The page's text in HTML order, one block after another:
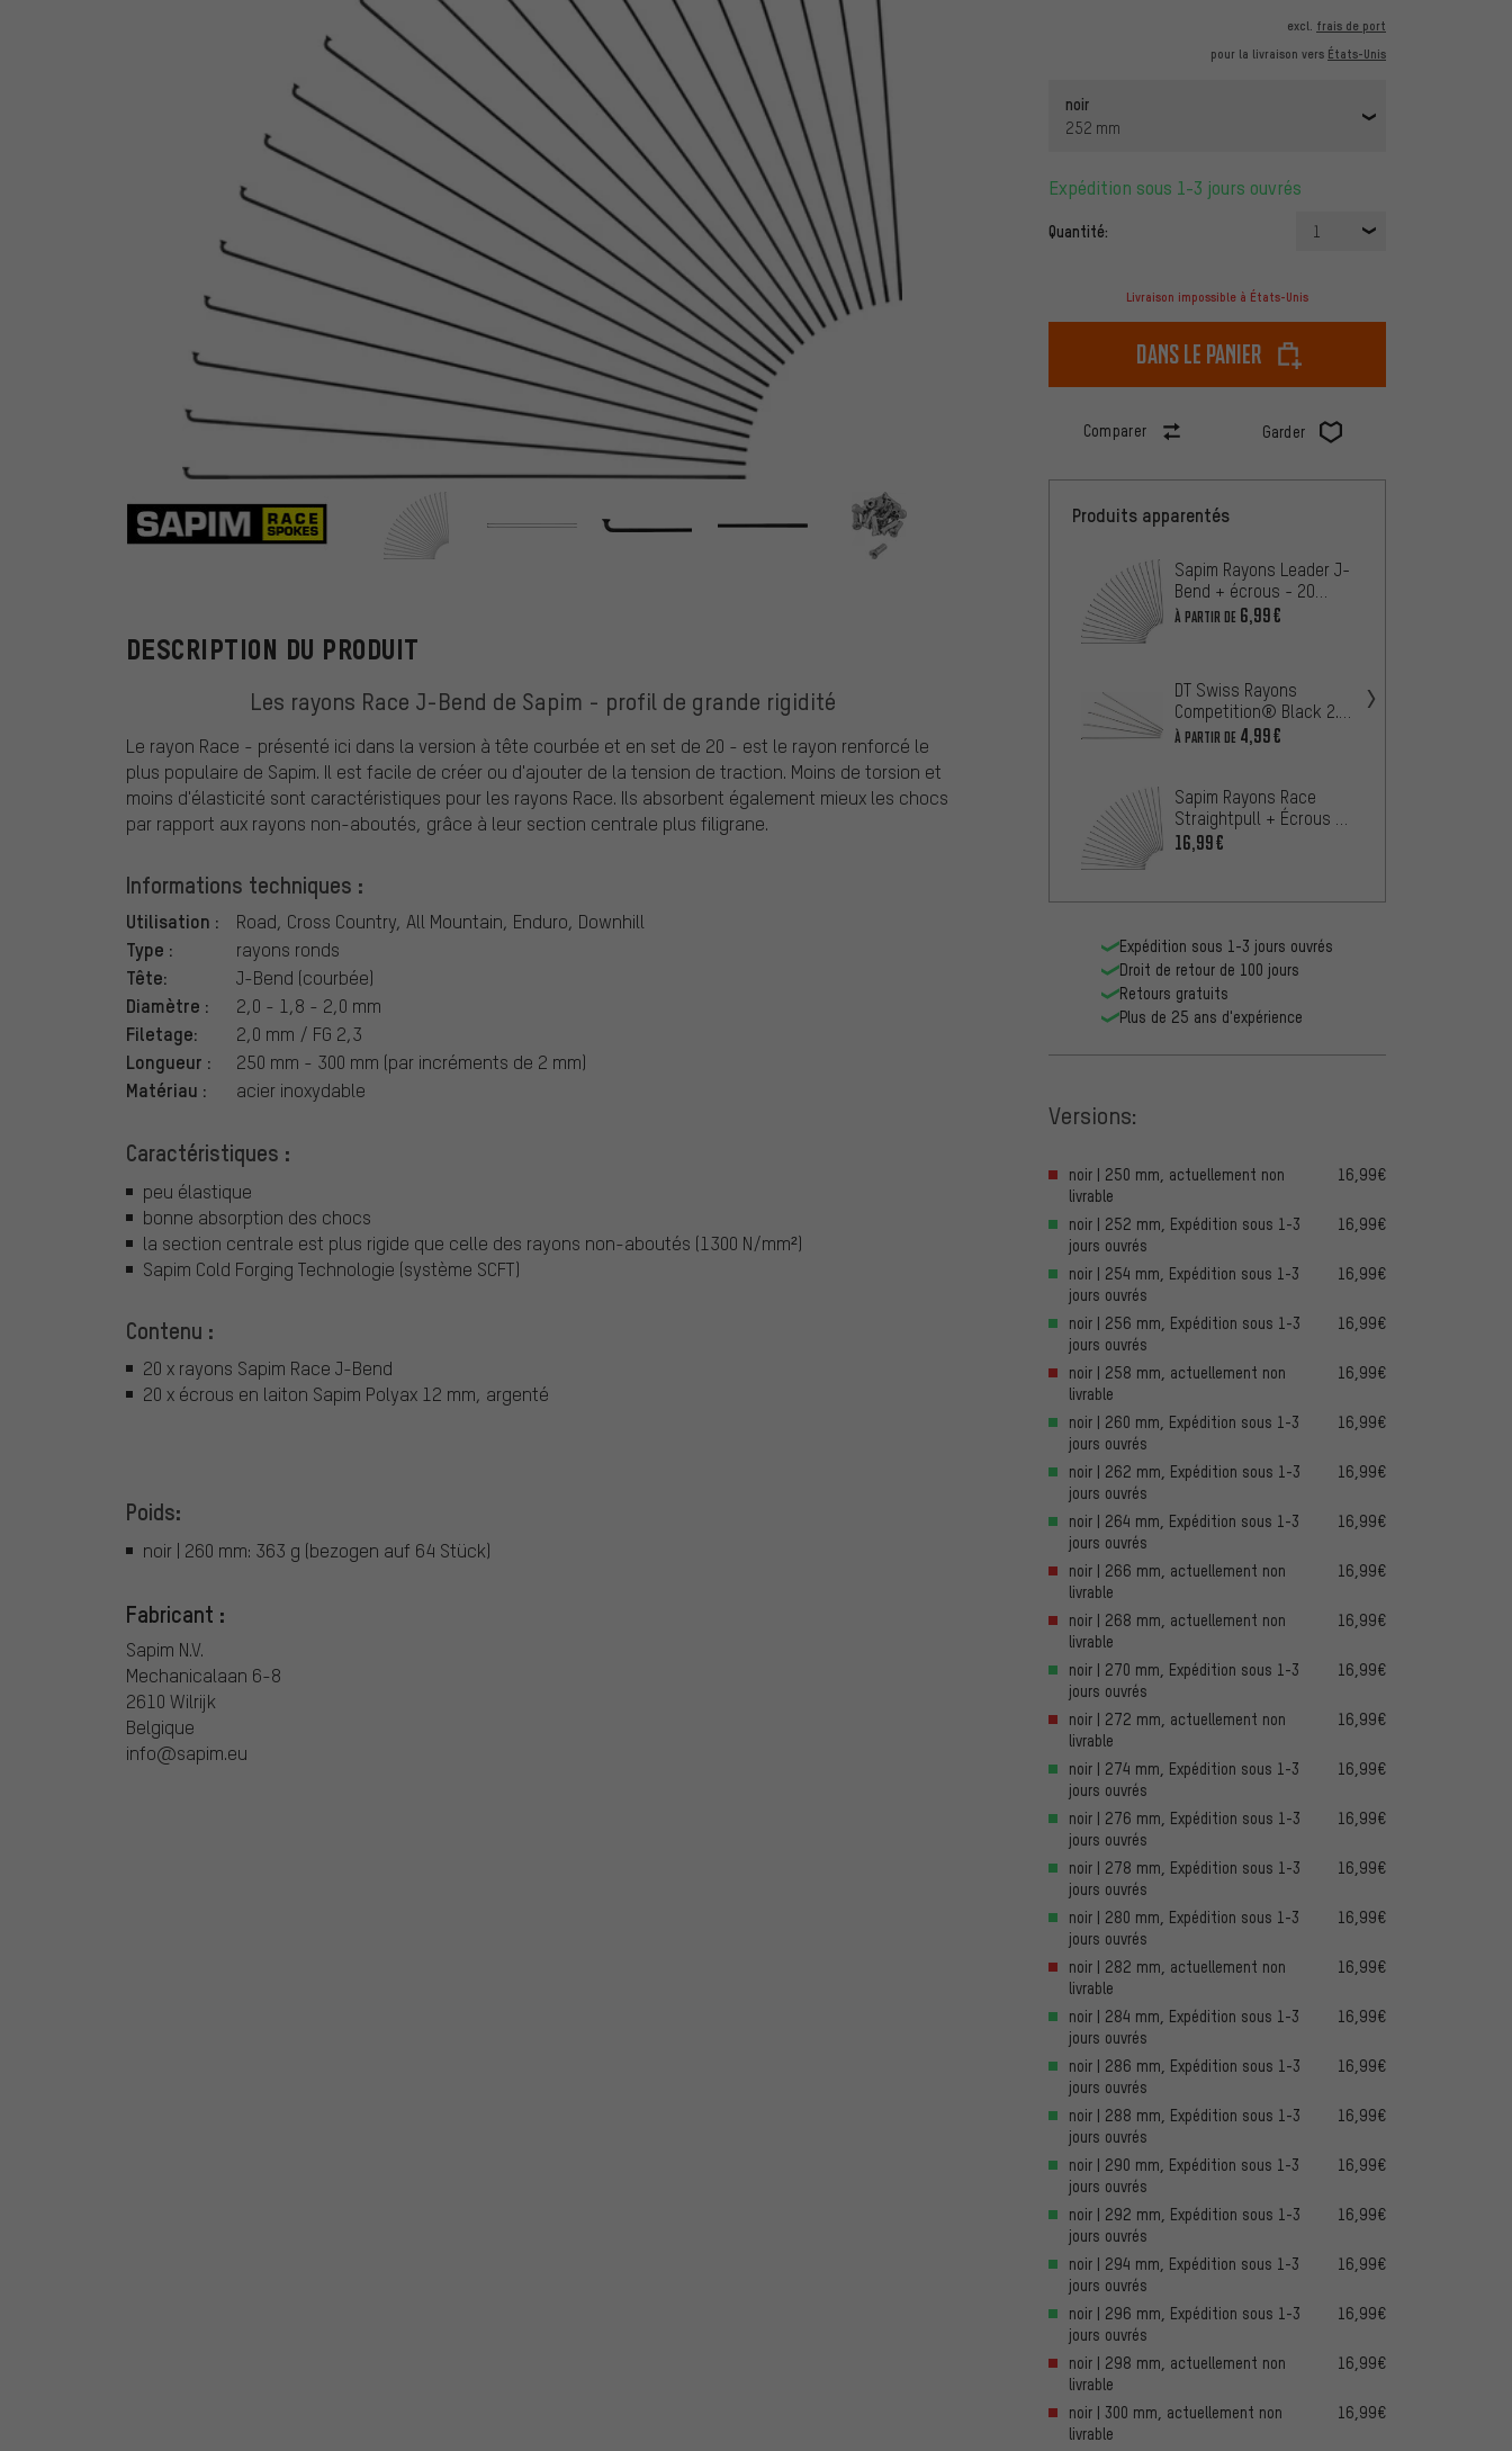
excl. frais de port
pour la livraison vers États-Unis
noir
252 mm
Expédition sous 1-3 jours ouvrés
Quantité: 1
Livraison impossible à États-Unis
dans le panier
Comparer Garder
Sapim
DESCRIPTION DU PRODUIT
Les rayons Race J-Bend de Sapim - profil de grande rigidité
Le rayon Race - présenté ici dans la version à tête courbée et en set de 20 - est le rayon renforcé le
plus populaire de Sapim. Il est facile de créer ou d'ajouter de la tension de traction. Moins de torsion et
moins d'élasticité sont caractéristiques pour les rayons Race. Ils absorbent également mieux les chocs
par rapport aux rayons non-aboutés, grâce à leur section centrale plus filigrane.
Informations techniques :
Utilisation : Road, Cross Country, All Mountain, Enduro, Downhill
Type : rayons ronds
Tête: J-Bend (courbée)
Diamètre : 2,0 - 1,8 - 2,0 mm
Filetage: 2,0 mm / FG 2,3
Longueur : 250 mm - 300 mm (par incréments de 2 mm)
Matériau : acier inoxydable
Caractéristiques :
peu élastique
bonne absorption des chocs
la section centrale est plus rigide que celle des rayons non-aboutés (1300 N/mm²)
Sapim Cold Forging Technologie (système SCFT)
Contenu :
20 x rayons Sapim Race J-Bend
20 x écrous en laiton Sapim Polyax 12 mm, argenté
Poids:
noir | 260 mm: 363 g (bezogen auf 64 Stück)
Fabricant :
Sapim N.V.
Mechanicalaan 6-8
2610 Wilrijk
Belgique
info@sapim.eu
Produits apparentés
Sapim Rayons Leader J-
Bend + écrous - 20
pièces
À PARTIR DE 6,99€
DT Swiss Rayons
Competition® Black 2.0
/ 1.8 - 5 pièces
À PARTIR DE 4,99€
Sapim Rayons Race
Straightpull + Écrous -
20 pièces
16,99€
Expédition sous 1-3 jours ouvrés
Droit de retour de 100 jours
Retours gratuits
Plus de 25 ans d'expérience
Versions:
noir | 250 mm, actuellement non
livrable
16,99€
noir | 252 mm, Expédition sous 1-3
jours ouvrés
16,99€
noir | 254 mm, Expédition sous 1-3
jours ouvrés
16,99€
noir | 256 mm, Expédition sous 1-3
jours ouvrés
16,99€
noir | 258 mm, actuellement non
livrable
16,99€
noir | 260 mm, Expédition sous 1-3
jours ouvrés
16,99€
noir | 262 mm, Expédition sous 1-3
jours ouvrés
16,99€
noir | 264 mm, Expédition sous 1-3
jours ouvrés
16,99€
noir | 266 mm, actuellement non
livrable
16,99€
noir | 268 mm, actuellement non
livrable
16,99€
noir | 270 mm, Expédition sous 1-3
jours ouvrés
16,99€
noir | 272 mm, actuellement non
livrable
16,99€
noir | 274 mm, Expédition sous 1-3
jours ouvrés
16,99€
noir | 276 mm, Expédition sous 1-3
jours ouvrés
16,99€
noir | 278 mm, Expédition sous 1-3
jours ouvrés
16,99€
noir | 280 mm, Expédition sous 1-3
jours ouvrés
16,99€
noir | 282 mm, actuellement non
livrable
16,99€
noir | 284 mm, Expédition sous 1-3
jours ouvrés
16,99€
noir | 286 mm, Expédition sous 1-3
jours ouvrés
16,99€
noir | 288 mm, Expédition sous 1-3
jours ouvrés
16,99€
noir | 290 mm, Expédition sous 1-3
jours ouvrés
16,99€
noir | 292 mm, Expédition sous 1-3
jours ouvrés
16,99€
noir | 294 mm, Expédition sous 1-3
jours ouvrés
16,99€
noir | 296 mm, Expédition sous 1-3
jours ouvrés
16,99€
noir | 298 mm, actuellement non
livrable
16,99€
noir | 300 mm, actuellement non
livrable
16,99€